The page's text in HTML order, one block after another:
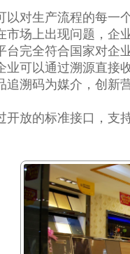
以对生产流程的每一
市场上出现问题，企
台完全符合国家对企
业可以通过溯源直接
追溯码为媒介，创新
开放的标准接口，支